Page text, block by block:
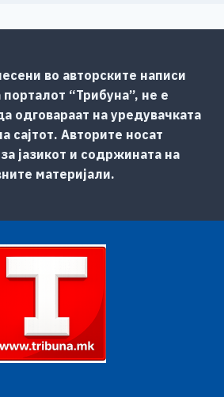
во авторските написи
порталот “Трибуна”, не е
одговараат на уредувачката
сајтот. Авторите носат
јазикот и содржината на
материјали.